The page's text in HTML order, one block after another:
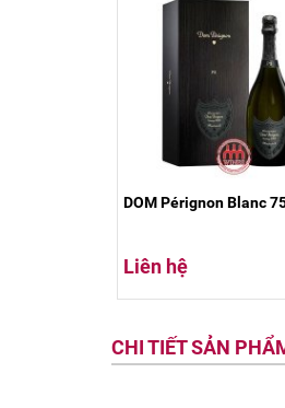
DOM Pérignon Blanc
Liên hệ
CHI TIẾT SẢN